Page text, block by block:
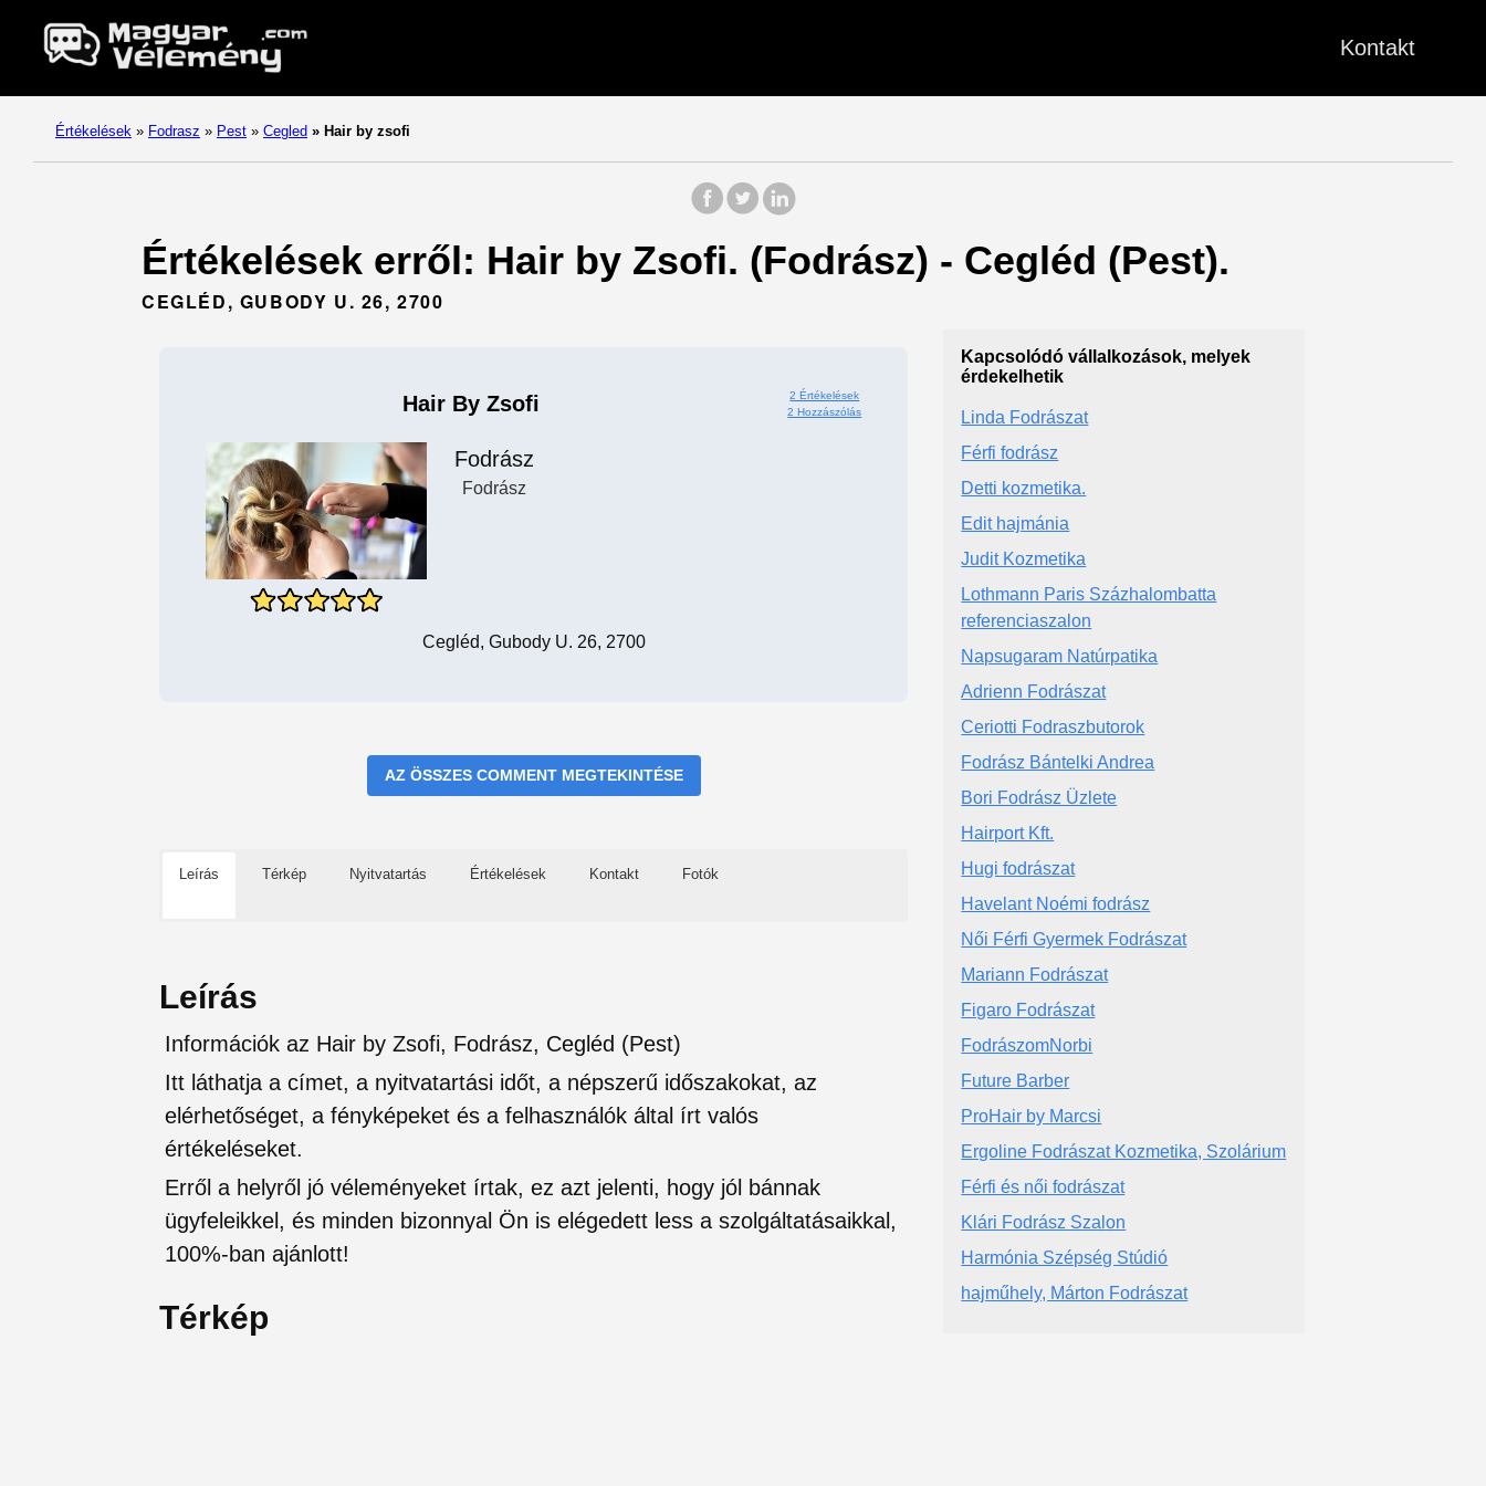
Kontakt
Értékelések » Fodrasz » Pest » Cegled » Hair by zsofi
Értékelések erről: Hair by Zsofi. (Fodrász) - Cegléd (Pest).
CEGLÉD, GUBODY U. 26, 2700
Hair By Zsofi
2 Értékelések
2 Hozzászólás
Fodrász
Fodrász
Cegléd, Gubody U. 26, 2700
AZ ÖSSZES COMMENT MEGTEKINTÉSE
Leírás Térkép Nyitvatartás Értékelések Kontakt Fotók
Leírás
Információk az Hair by Zsofi, Fodrász, Cegléd (Pest)
Itt láthatja a címet, a nyitvatartási időt, a népszerű időszakokat, az
elérhetőséget, a fényképeket és a felhasználók által írt valós
értékeléseket.
Erről a helyről jó véleményeket írtak, ez azt jelenti, hogy jól bánnak
ügyfeleikkel, és minden bizonnyal Ön is elégedett less a szolgáltatásaikkal,
100%-ban ajánlott!
Térkép
Kapcsolódó vállalkozások, melyek
érdekelhetik
Linda Fodrászat
Férfi fodrász
Detti kozmetika.
Edit hajmánia
Judit Kozmetika
Lothmann Paris Százhalombatta
referenciaszalon
Napsugaram Natúrpatika
Adrienn Fodrászat
Ceriotti Fodraszbutorok
Fodrász Bántelki Andrea
Bori Fodrász Üzlete
Hairport Kft.
Hugi fodrászat
Havelant Noémi fodrász
Női Férfi Gyermek Fodrászat
Mariann Fodrászat
Figaro Fodrászat
FodrászomNorbi
Future Barber
ProHair by Marcsi
Ergoline Fodrászat Kozmetika, Szolárium
Férfi és női fodrászat
Klári Fodrász Szalon
Harmónia Szépség Stúdió
hajműhely, Márton Fodrászat